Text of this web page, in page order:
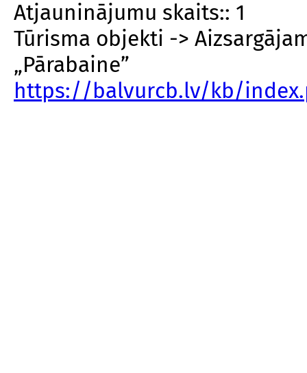
Atjauninājumu skaits:: 1
Tūrisma objekti ->
„Pārabaine”
https://balvurcb.lv/kb/